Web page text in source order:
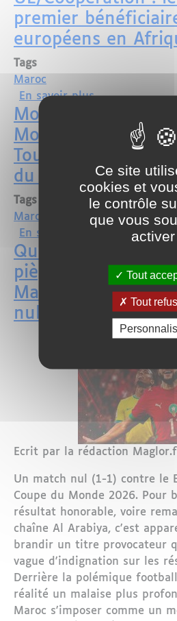
premier
européens en
Tags
Maroc
En savoir plussur UE/
Mondial du
Mohammed VI
Touchassie,
du monde
Tags
Maroc
En savoir plus
sur Mondial
Quand Al Arabiya
piège de la
Maroc, bien plus
nul
Ecrit par la rédaction
Un match nul (1-1) contre le
Coupe du Monde 2026. Pour
résultat honorable, voire
chaîne Al Arabiya, c'est
brandir un titre provocateur
vague d'indignation sur les
Derrière la polémique
réalité un malaise plus
Maroc s'imposer comme un
Ce site
cookies et
le contrôle
que vous
activer
Tout
Tout